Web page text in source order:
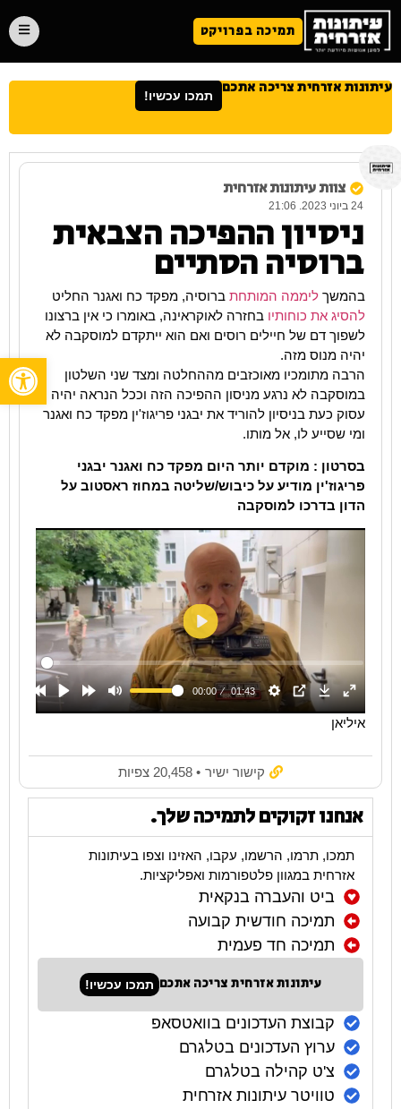
תמיכה בפרויקט
עיתונות אזרחית צריכה אתכם תמכו עכשיו!
צוות עיתונות אזרחית
24 ביוני 2023. 21:06
ניסיון ההפיכה הצבאית
ברוסיה הסתיים
בהמשך ליממה המותחת ברוסיה, מפקד כח ואגנר החליט
להסיג את כוחותיו בחזרה לאוקראינה, באומרו כי אין ברצונו
לשפוך דם של חיילים רוסים ואם הוא ייתקדם למוסקבה לא
יהיה מנוס מזה.
הרבה מתומכיו מאוכזבים מההחלטה ומצד שני השלטון
במוסקבה לא נרגע מניסון ההפיכה הזה וככל הנראה יהיה
עסוק כעת בניסיון להוריד את יבגני פריגוז'ין מפקד כח ואגנר
ומי שסייע לו, אל מותו.
בסרטון : מוקדם יותר היום מפקד כח ואגנר יבגני
פריגוז'ין מודיע על כיבוש/שליטה במחוז ראסטוב על
הדון בדרכו למוסקבה
איליאן
קישור ישיר • 20,458 צפיות
אנחנו זקוקים לתמיכה שלך.
תמכו, תרמו, הרשמו, עקבו, האזינו וצפו בעיתונות
אזרחית במגוון פלטפורמות ואפליקציות.
ביט והעברה בנקאית
תמיכה חודשית קבועה
תמיכה חד פעמית
עיתונות אזרחית צריכה אתכם תמכו עכשיו!
קבוצת העדכונים בוואטסאפ
ערוץ העדכונים בטלגרם
צ'ט קהילה בטלגרם
טוויטר עיתונות אזרחית